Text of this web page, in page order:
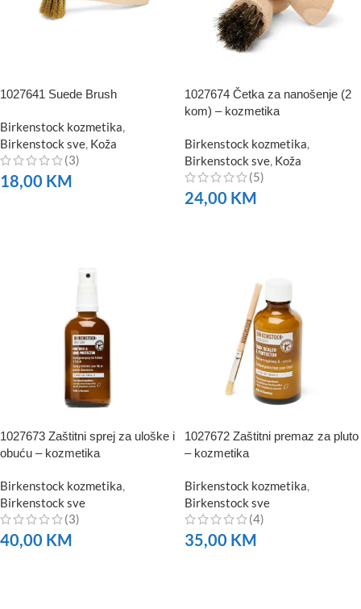
1027641 Suede Brush
Birkenstock kozmetika
Birkenstock sve Koža
(3)
18,00 KM
1027674 Četka za nanošenje (2
kom) – kozmetika
Birkenstock kozmetika
Birkenstock sve Koža
(5)
24,00 KM
1027673 Zaštitni sprej za uloške i
obuću – kozmetika
Birkenstock kozmetika
Birkenstock sve
(3)
40,00 KM
1027672 Zaštitni premaz za pluto
– kozmetika
Birkenstock kozmetika
Birkenstock sve
(4)
35,00 KM